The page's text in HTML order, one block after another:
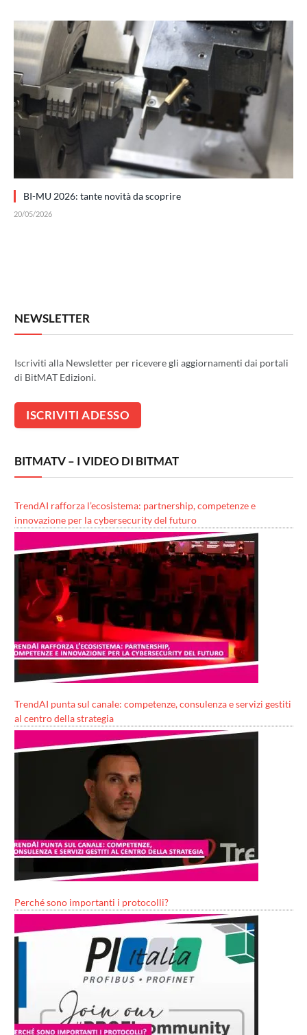
BI-MU 2026: tante novità da scoprire
20/05/2026
NEWSLETTER
Iscriviti alla Newsletter per ricevere gli aggiornamenti dai portali
di BitMAT Edizioni.
BITMATV – I VIDEO DI BITMAT
TrendAI rafforza l’ecosistema: partnership, competenze e
innovazione per la cybersecurity del futuro
TrendAI punta sul canale: competenze, consulenza e servizi gestiti
al centro della strategia
Perché sono importanti i protocolli?